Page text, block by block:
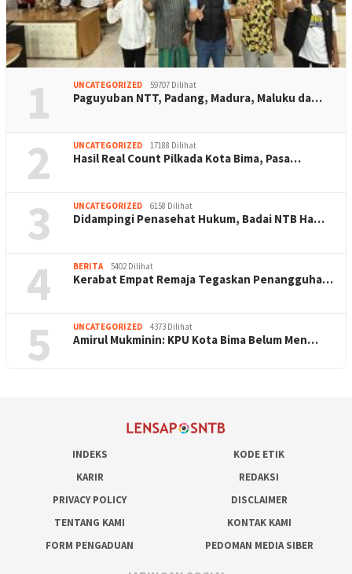
1 UNCATEGORIZED 59707 Dilihat
Paguyuban NTT, Padang, Madura, Maluku da…
2 UNCATEGORIZED 17188 Dilihat
Hasil Real Count Pilkada Kota Bima, Pasa…
3 UNCATEGORIZED 6158 Dilihat
Didampingi Penasehat Hukum, Badai NTB Ha…
4 BERITA 5402 Dilihat
Kerabat Empat Remaja Tegaskan Penangguha…
5 UNCATEGORIZED 4373 Dilihat
Amirul Mukminin: KPU Kota Bima Belum Men…
INDEKS
KODE ETIK
KARIR
REDAKSI
PRIVACY POLICY
DISCLAIMER
TENTANG KAMI
KONTAK KAMI
FORM PENGADUAN
PEDOMAN MEDIA SIBER